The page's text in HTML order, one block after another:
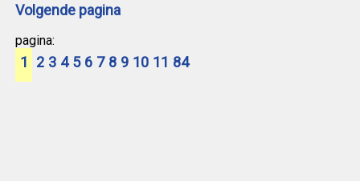
Volgende pagina
pagina:
1 2 3 4 5 6 7 8 9 10 11 84